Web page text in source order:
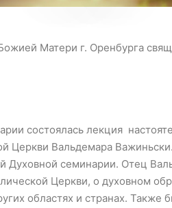
Матери г. Оренбурга
состоялась лекция
Церкви Вальдемара Важиньски.
Духовной семинарии. Отец
Церкви, о духовном
областях и странах. Также